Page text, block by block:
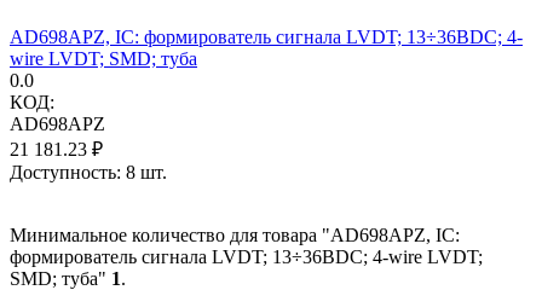
AD698APZ, IC: формирователь сигнала LVDT; 13÷36ВDC; 4-
wire LVDT; SMD; туба
0.0
КОД:
AD698APZ
21 181.23 ₽
Доступность: 8 шт.
Минимальное количество для товара "AD698APZ, IC:
формирователь сигнала LVDT; 13÷36ВDC; 4-wire LVDT;
SMD; туба" 1.